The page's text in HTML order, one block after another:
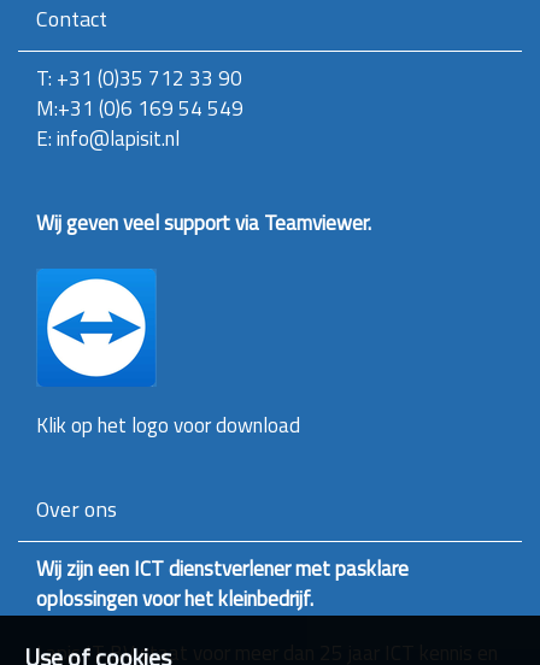
Contact
T: +31 (0)35 712 33 90
M:+31 (0)6 169 54 549
E: info@lapisit.nl
Wij geven veel support via Teamviewer.
Klik op het logo voor download
Over ons
Wij zijn een ICT dienstverlener met pasklare
oplossingen voor het kleinbedrijf.
Lapis IT BV staat voor meer dan 25 jaar ICT kennis en
Use of cookies